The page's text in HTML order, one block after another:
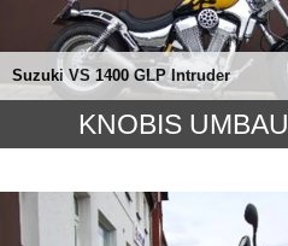
Suzuki VS 1400 GLP Intruder
KNOBIS UMBAU